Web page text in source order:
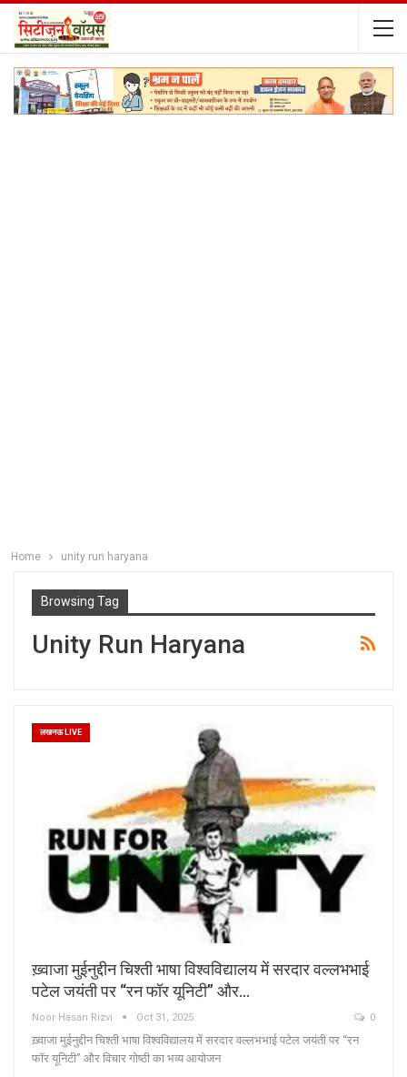
Home unity run haryana
Browsing Tag
Unity Run Haryana
लखनऊ LIVE
ख़्वाजा मुईनुद्दीन चिश्ती भाषा विश्वविद्यालय में सरदार वल्लभभाई
पटेल जयंती पर “रन फॉर यूनिटी” और…
Noor Hasan Rizvi Oct 31, 2025 0
ख़्वाजा मुईनुद्दीन चिश्ती भाषा विश्वविद्यालय में सरदार वल्लभभाई पटेल जयंती पर “रन
फॉर यूनिटी” और विचार गोष्ठी का भव्य आयोजन